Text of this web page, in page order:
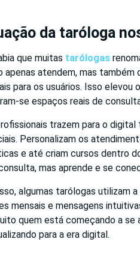
da taróloga
que muitas tarólogas
apenas atendem, mas
para os usuários. Isso elevou
se espaços reais de
trazem para o
Personalizam os
e até criam cursos dentro
mas aprende e se
algumas tarólogas utilizam
mensais e mensagens
quem está começando a
para a era digital.